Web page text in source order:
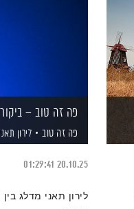
פה זה טוב – ביקור
פה זה טוב לירון תאני
20.10.25
01:29:41